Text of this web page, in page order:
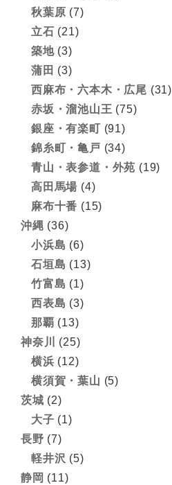
秋葉原 (7)
立石 (21)
築地(3)
蒲田 (3)
西麻布・六本木・広尾 (31)
赤坂・溜池山王 (75)
銀座・有楽町 (91)
錦糸町・亀戸 (34)
青山・表参道・外苑 (19)
高田馬場 (4)
麻布十番 (15)
沖縄 (36)
小浜島 (6)
石垣島 (13)
竹富島 (1)
西表島 (3)
那覇 (13)
神奈川
(25)
横浜 (12)
横須賀・葉山 (5)
茨城 (2)
大子 (1)
長野 (7)
軽井沢 (5)
静岡 (11)